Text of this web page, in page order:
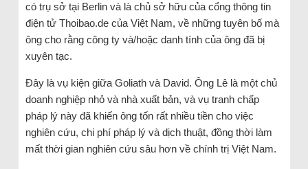
có trụ sở tại Berlin và là chủ sở hữu của cổng thông tin
điện tử Thoibao.de của Việt Nam, về những tuyên bố mà
ông cho rằng công ty và/hoặc danh tính của ông đã bị
xuyên tạc.
Đây là vụ kiện giữa Goliath và David. Ông Lê là một chủ
doanh nghiệp nhỏ và nhà xuất bản, và vụ tranh chấp
pháp lý này đã khiến ông tốn rất nhiều tiền cho việc
nghiên cứu, chi phí pháp lý và dịch thuật, đồng thời làm
mất thời gian nghiên cứu sâu hơn về chính trị Việt Nam.